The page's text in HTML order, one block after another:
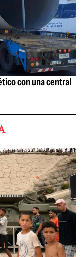
con una central